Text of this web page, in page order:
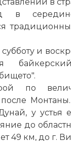
в
и
по
Монтаны
у устья
до
49 км, до г.